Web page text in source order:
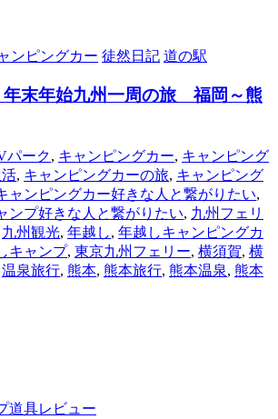
ンピングカー 徒然日記 道の駅
末年始九州一周の旅 福岡～熊
パーク, キャンピングカー, キャンピング
, キャンピングカーの旅, キャンピング
ャンピングカー好きな人と繋がりたい,
ンプ好きな人と繋がりたい, 九州フェリ
九州観光, 年越し, 年越しキャンピングカ
キャンプ, 東京九州フェリー, 横須賀, 横
温泉旅行, 熊本, 熊本旅行, 熊本温泉, 熊本
道具レビュー